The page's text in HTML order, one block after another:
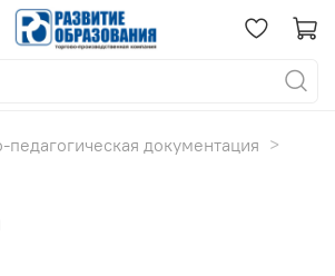
педагогическая документация